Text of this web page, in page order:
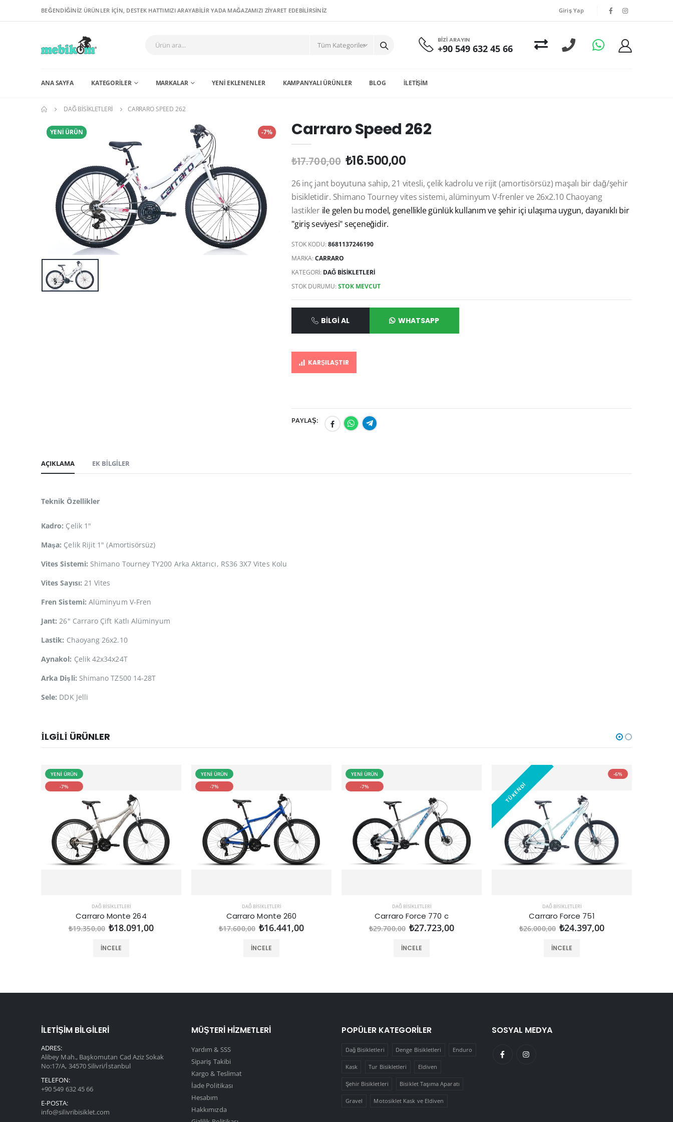
BEĞENDİĞİNİZ ÜRÜNLER İÇİN, DESTEK HATTIMIZI ARAYABİLİR YADA MAĞAZAMIZI ZİYARET EDEBİLİRSİNİZ Giriş Yap
BIZI ARAYIN
+90 549 632 45 66
ANA SAYFA KATEGORILER MARKALAR YENI EKLENENLER KAMPANYALI ÜRÜNLER BLOG İLETIŞIM
DAĞ BISIKLETLERI CARRARO SPEED 262
YENİ ÜRÜN -7% Carraro Speed 262
₺17.700,00 ₺16.500,00
26 inç jant boyutuna sahip, 21 vitesli, çelik kadrolu ve rijit (amortisörsüz) maşalı bir dağ/şehir
bisikletidir. Shimano Tourney vites sistemi, alüminyum V-frenler ve 26x2.10 Chaoyang
lastiklerile gelen bu model, genellikle günlük kullanım ve şehir içi ulaşıma uygun, dayanıklı bir
"giriş seviyesi" seçeneğidir.
STOK KODU:8681137246190
MARKA:CARRARO
KATEGORİ: DAĞ BISIKLETLERI
STOK DURUMU:STOK MEVCUT
BILGI AL WHATSAPP
KARŞILAŞTIR
PAYLAŞ:
AÇIKLAMA EK BILGILER
Teknik Özellikler
Kadro: Çelik 1"
Maşa: Çelik Rijit 1" (Amortisörsüz)
Vites Sistemi: Shimano Tourney TY200 Arka Aktarıcı, RS36 3X7 Vites Kolu
Vites Sayısı: 21 Vites
Fren Sistemi: Alüminyum V-Fren
Jant: 26" Carraro Çift Katlı Alüminyum
Lastik: Chaoyang 26x2.10
Aynakol: Çelik 42x34x24T
Arka Dişli: Shimano TZ500 14-28T
Sele: DDK Jelli
İLGILI ÜRÜNLER
YENİ ÜRÜN
-7%
DAĞ BISIKLETLERI
Carraro Monte 264
₺19.350,00 ₺18.091,00
İNCELE
YENİ ÜRÜN
-7%
DAĞ BISIKLETLERI
Carraro Monte 260
₺17.600,00 ₺16.441,00
İNCELE
YENİ ÜRÜN
-7%
DAĞ BISIKLETLERI
Carraro Force 770 c
₺29.700,00 ₺27.723,00
İNCELE
TÜKENDİ
-6%
DAĞ BISIKLETLERI
Carraro Force 751
₺26.000,00 ₺24.397,00
İNCELE
İLETIŞIM BILGILERI
ADRES:
Alibey Mah., Başkomutan Cad Aziz Sokak
No:17/A, 34570 Silivri/İstanbul
TELEFON:
+90 549 632 45 66
E-POSTA:
info@silivribisiklet.com
POPÜLER KATEGORILER
Dağ Bisikletleri Denge Bisikletleri Enduro
Kask Tur Bisikletleri Eldiven
Şehir Bisikletleri Bisiklet Taşıma Aparatı
Gravel Motosiklet Kask ve Eldiven
MÜŞTERI HIZMETLERI
Yardım & SSS
Sipariş Takibi
Kargo & Teslimat
İade Politikası
Hesabım
Hakkımızda
SOSYAL MEDYA